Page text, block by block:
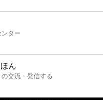
ター
ん
の交流・発信する